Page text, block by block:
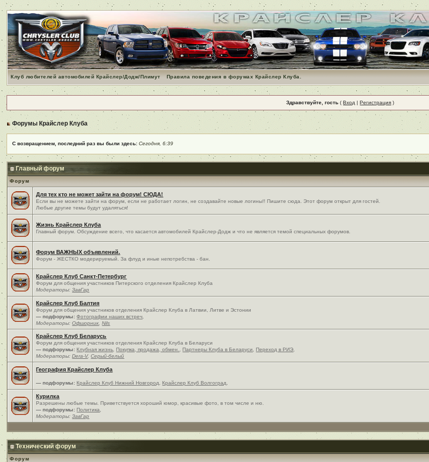
Клуб любителей автомобилей Крайслер/Додж/Плимут Правила поведения в форумах Крайслер Клуба.
Здравствуйте, гость (Вход |Регистрация )
Форумы Крайслер Клуба
С возвращением, последний раз вы были здесь:Сегодня, 6:39
Главный форум
Форум
Для тех кто не может зайти на форум! СЮДА!
Если вы не можете зайти на форум, если не работает логин, не создавайте новые логины!! Пишите сюда. Этот форум открыт для гостей.
Любые другие темы будут удаляться!
Жизнь Крайслер Клуба
Главный форум. Обсуждение всего, что касается автомобилей Крайслер-Додж и что не является темой специальных форумов.
Форум ВАЖНЫХ объявлений.
Форум - ЖЕСТКО модерируемый. За флуд и иные непотребства - бан.
Крайслер Клуб Санкт-Петербург
Форум для общения участников Питерского отделения Крайслер Клуба
Модераторы:ЗавГар
Крайслер Клуб Балтия
Форум для общения участников отделения Крайслер Клуба в Латвии, Литве и Эстонии
— подфорумы: Фотографии наших встреч
Модераторы:Офшорник ,Nils
Крайслер Клуб Беларусь
Форум для общения участников отделения Крайслер Клуба в Беларуси
— подфорумы: Клубная жизнь Покупка, продажа, обмен. Партнеры Клуба в Беларуси Переход в РИЭ
Модераторы:Dera-V,Серый-белый
География Крайслер Клуба
— подфорумы: Крайслер Клуб Нижний Новгород Крайслер Клуб Волгоград
Курилка
Разрешены любые темы. Приветствуется хороший юмор, красивые фото, в том числе и ню.
— подфорумы: Политика
Модераторы:ЗавГар
Технический форум
Форум